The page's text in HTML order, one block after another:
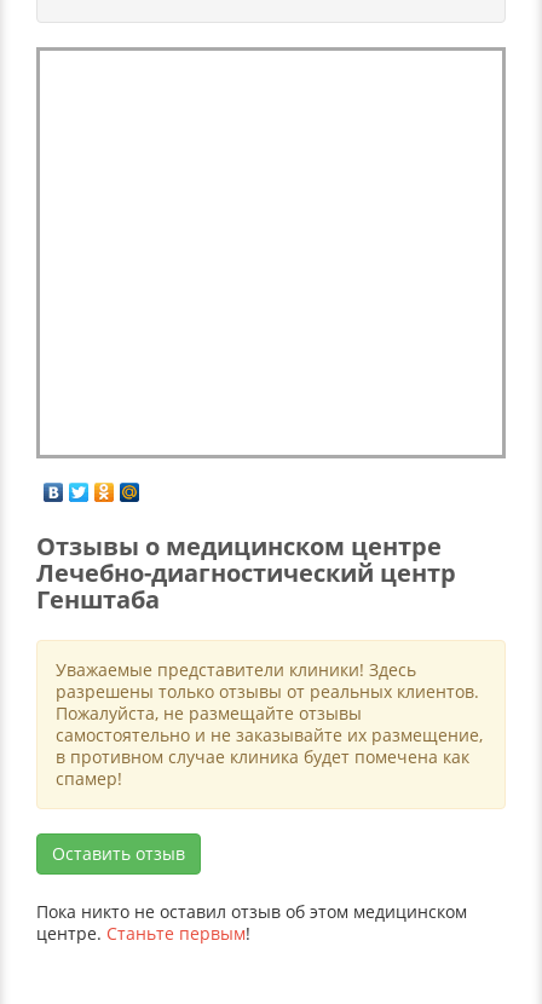
Отзывы о медицинском центре
Лечебно-диагностический центр
Генштаба
Уважаемые представители клиники! Здесь
разрешены только отзывы от реальных клиентов.
Пожалуйста, не размещайте отзывы
самостоятельно и не заказывайте их размещение,
в противном случае клиника будет помечена как
спамер!
Оставить отзыв
Пока никто не оставил отзыв об этом медицинском
центре. Станьте первым!